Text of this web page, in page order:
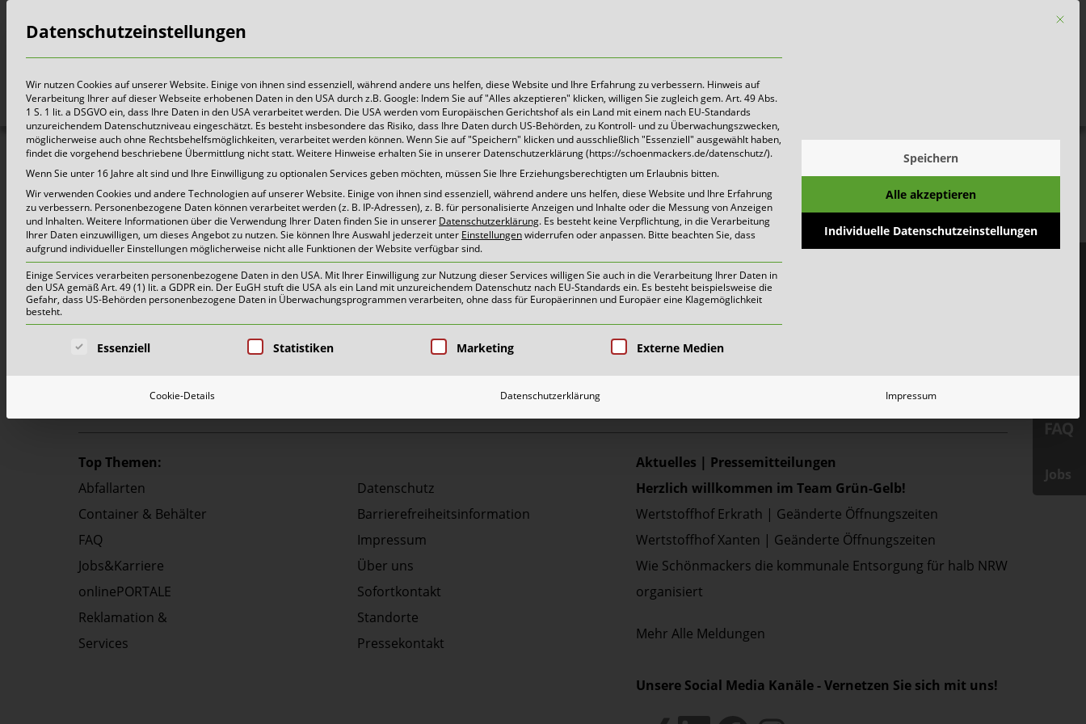
Bürger
Heute für morgen sorgen
oben
Top Themen:
Abfallarten
Container & Behälter
FAQ
Jobs&Karriere
onlinePORTALE
Reklamation &
Services
Datenschutz
Barrierefreiheitsinformation
Impressum
Über uns
Sofortkontakt
Standorte
Pressekontakt
Aktuelles | Pressemitteilungen
Herzlich willkommen im Team Grün-Gelb!
Wertstoffhof Erkrath | Geänderte Öffnungszeiten
Wertstoffhof Xanten | Geänderte Öffnungszeiten
Wie Schönmackers die kommunale Entsorgung für halb NRW
organisiert
Mehr Alle Meldungen
Unsere Social Media Kanäle - Vernetzen Sie sich mit uns!
Jobs
Mit
Datenschutzeinstellungen
Wir nutzen Cookies auf unserer Website. Einige von ihnen sind essenziell, während andere uns helfen, diese Website und Ihre Erfahrung zu verbessern. Hinweis auf
Verarbeitung Ihrer auf dieser Webseite erhobenen Daten in den USA durch z.B. Google: Indem Sie auf "Alles akzeptieren" klicken, willigen Sie zugleich gem. Art. 49 Abs.
1 S. 1 lit. a DSGVO ein, dass Ihre Daten in den USA verarbeitet werden. Die USA werden vom Europäischen Gerichtshof als ein Land mit einem nach EU-Standards
unzureichendem Datenschutzniveau eingeschätzt. Es besteht insbesondere das Risiko, dass Ihre Daten durch US-Behörden, zu Kontroll- und zu Überwachungszwecken,
möglicherweise auch ohne Rechtsbehelfsmöglichkeiten, verarbeitet werden können. Wenn Sie auf "Speichern" klicken und ausschließlich "Essenziell" ausgewählt haben,
findet die vorgehend beschriebene Übermittlung nicht statt. Weitere Hinweise erhalten Sie in unserer Datenschutzerklärung (https://schoenmackers.de/datenschutz/).
Wenn Sie unter 16 Jahre alt sind und Ihre Einwilligung zu optionalen Services geben möchten, müssen Sie Ihre Erziehungsberechtigten um Erlaubnis bitten.
Wir verwenden Cookies und andere Technologien auf unserer Website. Einige von ihnen sind essenziell, während andere uns helfen, diese Website und Ihre Erfahrung
zu verbessern. Personenbezogene Daten können verarbeitet werden (z. B. IP-Adressen), z. B. für personalisierte Anzeigen und Inhalte oder die Messung von Anzeigen
und Inhalten.Weitere Informationen über die Verwendung Ihrer Daten finden Sie in unserer Datenschutzerklärung. Es besteht keine Verpflichtung, in die Verarbeitung
Ihrer Daten einzuwilligen, um dieses Angebot zu nutzen.Sie können Ihre Auswahl jederzeit unter Einstellungenwiderrufen oder anpassen. Bitte beachten Sie, dass
aufgrund individueller Einstellungen möglicherweise nicht alle Funktionen der Website verfügbar sind.
Einige Services verarbeiten personenbezogene Daten in den USA. Mit Ihrer Einwilligung zur Nutzung dieser Services willigen Sie auch in die Verarbeitung Ihrer Daten in
den USA gemäß Art. 49 (1) lit. a GDPR ein. Der EuGH stuft die USA als ein Land mit unzureichendem Datenschutz nach EU-Standards ein. Es besteht beispielsweise die
Gefahr, dass US-Behörden personenbezogene Daten in Überwachungsprogrammen verarbeiten, ohne dass für Europäerinnen und Europäer eine Klagemöglichkeit
besteht.
Es folgt eine Liste der Service-Gruppen, für die eine Einwilligung erteilt werden kann. Die erste Service-Gruppe
Essenziell Statistiken Marketing Externe Medien
Speichern
Alle akzeptieren
Individuelle Datenschutzeinstellungen
Cookie-Details Datenschutzerklärung Impressum